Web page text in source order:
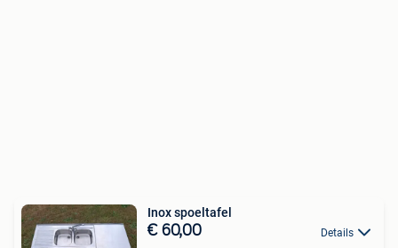
Inox spoeltafel
€ 60,00 Details